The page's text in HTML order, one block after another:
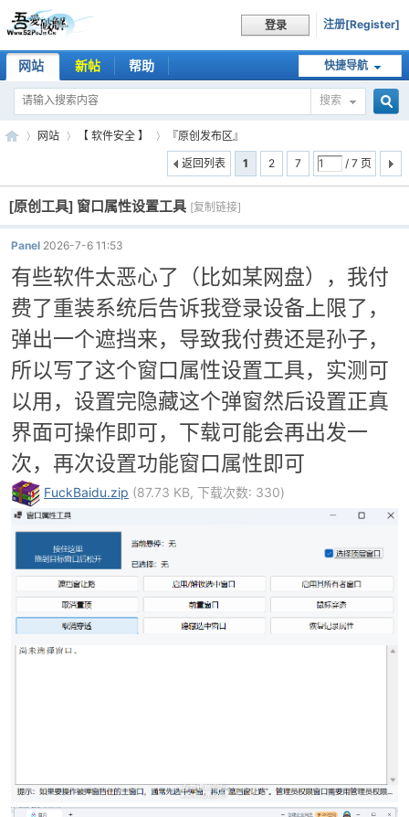
登录 注册[Register]
快捷导航
网站 新帖 帮助
搜索
吾
爱
»
网站
›
【 软件安全 】
›
『原创发布区』
1
2 7 / 7 页
返回列表
[原创工具] 窗口属性设置工具 [复制链接]
Panel 2026-7-6 11:53
有些软件太恶心了（比如某网盘），我付
费了重装系统后告诉我登录设备上限了，
弹出一个遮挡来，导致我付费还是孙子，
所以写了这个窗口属性设置工具，实测可
以用，设置完隐藏这个弹窗然后设置正真
界面可操作即可，下载可能会再出发一
次，再次设置功能窗口属性即可
FuckBaidu.zip (87.73 KB, 下载次数: 330)